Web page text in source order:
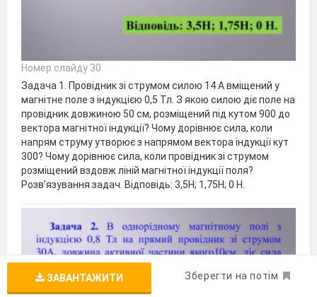
Номер слайду 30
Задача 1. Провідник зі струмом силою 14 А вміщений у
магнітне поле з індукцією 0,5 Тл. З якою силою діє поле на
провідник довжиною 50 см, розміщений під кутом 900 до
вектора магнітної індукції? Чому дорівнює сила, коли
напрям струму утворює з напрямом вектора індукції кут
300? Чому дорівнює сила, коли провідник зі струмом
розміщений вздовж ліній магнітної індукції поля?
Розв’язування задач. Відповідь: 3,5Н; 1,75Н; 0 Н.
ЗАВАНТАЖИТИ Зберегти на потім